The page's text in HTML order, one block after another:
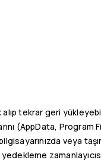
alıp tekrar geri
(AppData, Program
veya
yedekleme